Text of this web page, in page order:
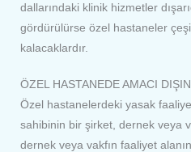
dallarındaki klinik hizmetler
gördürülürse özel hastaneler
kalacaklardır.
ÖZEL HASTANEDE AMACI
Özel hastanelerdeki yasak
sahibinin bir şirket, dernek veya
dernek veya vakfın faaliyet